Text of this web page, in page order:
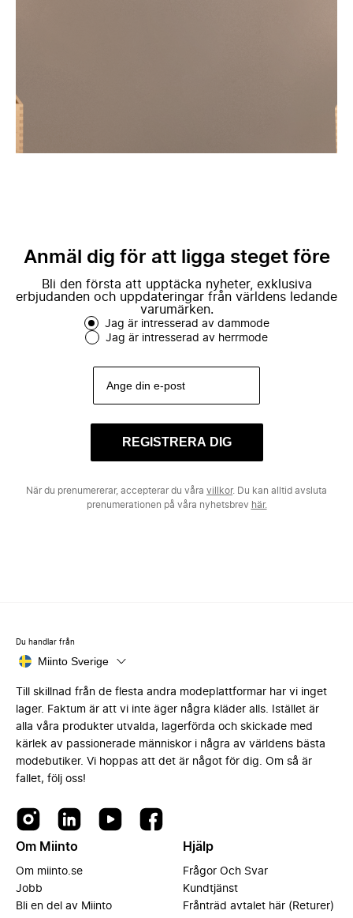
Anmäl dig för att ligga steget före
Bli den första att upptäcka nyheter, exklusiva
erbjudanden och uppdateringar från världens ledande
varumärken.
Jag är intresserad av dammode
Jag är intresserad av herrmode
REGISTRERA DIG
När du prenumererar, accepterar du våra villkor. Du kan alltid avsluta
prenumerationen på våra nyhetsbrev här.
Du handlar från
Miinto Sverige
Till skillnad från de flesta andra modeplattformar har vi inget
lager. Faktum är att vi inte äger några kläder alls. Istället är
alla våra produkter utvalda, lagerförda och skickade med
kärlek av passionerade människor i några av världens bästa
modebutiker. Vi hoppas att det är något för dig. Om så är
fallet, följ oss!
Om Miinto
Om miinto.se
Jobb
Bli en del av Miinto
Hjälp
Frågor Och Svar
Kundtjänst
Frånträd avtalet här (Returer)